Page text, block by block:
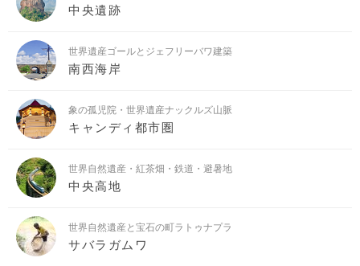
中央遺跡
世界遺産ゴールとジェフリーバワ建築
南西海岸
象の孤児院・世界遺産ナックルズ山脈
キャンディ都市圏
世界自然遺産・紅茶畑・鉄道・避暑地
中央高地
世界自然遺産と宝石の町ラトゥナプラ
サバラガムワ